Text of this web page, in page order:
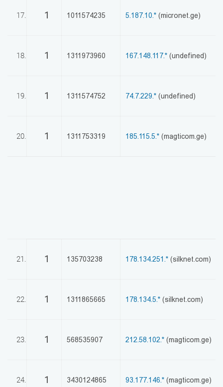
17. 1 1011574235 5.187.10.* (micronet.ge)
18. 1 1311973960 167.148.117.* (undefined)
19. 1 1311574752 74.7.229.* (undefined)
20. 1 1311753319 185.115.5.* (magticom.ge)
21. 1 135703238 178.134.251.* (silknet.com)
22. 1 1311865665 178.134.5.* (silknet.com)
23. 1 568535907 212.58.102.* (magticom.ge)
24. 1 3430124865 93.177.146.* (magticom.ge)